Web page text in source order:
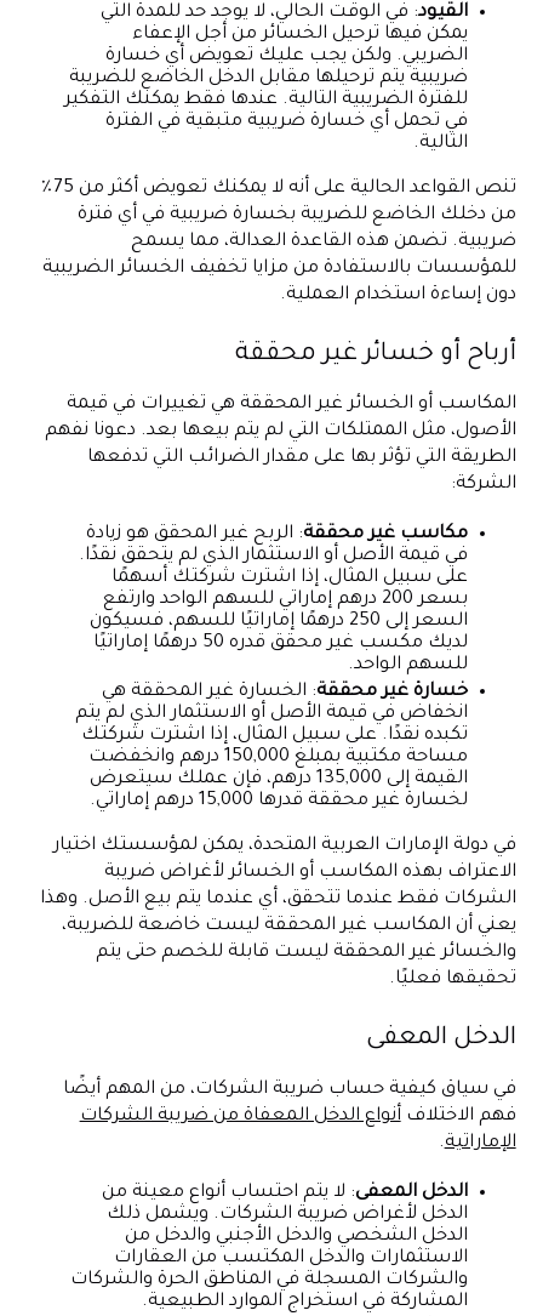
القيود: في الوقت الحالي، لا يوجد حد للمدة التي
يمكن فيها ترحيل الخسائر من أجل الإعفاء
الضريبي. ولكن يجب عليك تعويض أي خسارة
ضريبية يتم ترحيلها مقابل الدخل الخاضع للضريبة
للفترة الضريبية التالية. عندها فقط يمكنك التفكير
في تحمل أي خسارة ضريبية متبقية في الفترة
التالية.
تنص القواعد الحالية على أنه لا يمكنك تعويض أكثر من 75٪
من دخلك الخاضع للضريبة بخسارة ضريبية في أي فترة
ضريبية. تضمن هذه القاعدة العدالة، مما يسمح
للمؤسسات بالاستفادة من مزايا تخفيف الخسائر الضريبية
دون إساءة استخدام العملية.
أرباح أو خسائر غير محققة
المكاسب أو الخسائر غير المحققة هي تغييرات في قيمة
الأصول، مثل الممتلكات التي لم يتم بيعها بعد. دعونا نفهم
الطريقة التي تؤثر بها على مقدار الضرائب التي تدفعها
الشركة:
مكاسب غير محققة: الربح غير المحقق هو زيادة
في قيمة الأصل أو الاستثمار الذي لم يتحقق نقدًا.
على سبيل المثال، إذا اشترت شركتك أسهمًا
بسعر 200 درهم إماراتي للسهم الواحد وارتفع
السعر إلى 250 درهمًا إماراتيًا للسهم، فسيكون
لديك مكسب غير محقق قدره 50 درهمًا إماراتيًا
للسهم الواحد.
خسارة غير محققة: الخسارة غير المحققة هي
انخفاض في قيمة الأصل أو الاستثمار الذي لم يتم
تكبده نقدًا. على سبيل المثال، إذا اشترت شركتك
مساحة مكتبية بمبلغ 150,000 درهم وانخفضت
القيمة إلى 135,000 درهم، فإن عملك سيتعرض
لخسارة غير محققة قدرها 15,000 درهم إماراتي.
في دولة الإمارات العربية المتحدة، يمكن لمؤسستك اختيار
الاعتراف بهذه المكاسب أو الخسائر لأغراض ضريبة
الشركات فقط عندما تتحقق، أي عندما يتم بيع الأصل. وهذا
يعني أن المكاسب غير المحققة ليست خاضعة للضريبة،
والخسائر غير المحققة ليست قابلة للخصم حتى يتم
تحقيقها فعليًا.
الدخل المعفى
في سياق كيفية حساب ضريبة الشركات، من المهم أيضًا
فهم الاختلافأنواع الدخل المعفاة من ضريبة الشركات
الإماراتية.
الدخل المعفى: لا يتم احتساب أنواع معينة من
الدخل لأغراض ضريبة الشركات. ويشمل ذلك
الدخل الشخصي والدخل الأجنبي والدخل من
الاستثمارات والدخل المكتسب من العقارات
والشركات المسجلة في المناطق الحرة والشركات
المشاركة في استخراج الموارد الطبيعية.